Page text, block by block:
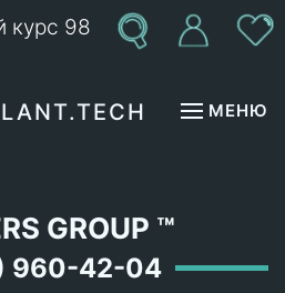
курс 98
МЕНЮ
GROUP ™
960-42-04